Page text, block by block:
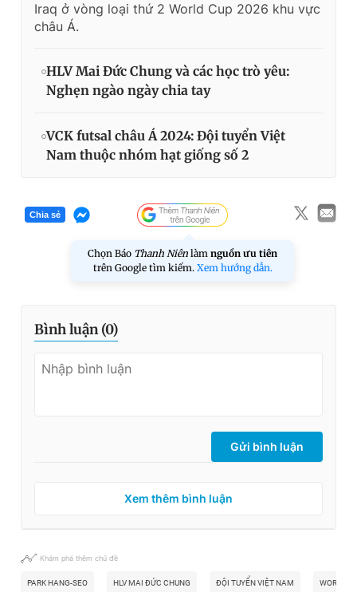
Iraq ở vòng loại thứ 2 World Cup 2026 khu vực
châu Á.
HLV Mai Đức Chung và các học trò yêu:
Nghẹn ngào ngày chia tay
VCK futsal châu Á 2024: Đội tuyển Việt
Nam thuộc nhóm hạt giống số 2
Chia sẻ
Chọn Báo Thanh Niên làm nguồn ưu tiên
trên Google tìm kiếm. Xem hướng dẫn.
Bình luận (0)
Gửi bình luận
Xem thêm bình luận
Khám phá thêm chủ đề
PARK HANG-SEO HLV MAI ĐỨC CHUNG ĐỘI TUYỂN VIỆT NAM WORLD